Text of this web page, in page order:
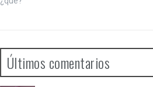
Últimos comentarios